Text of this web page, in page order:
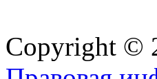
Copyright ©